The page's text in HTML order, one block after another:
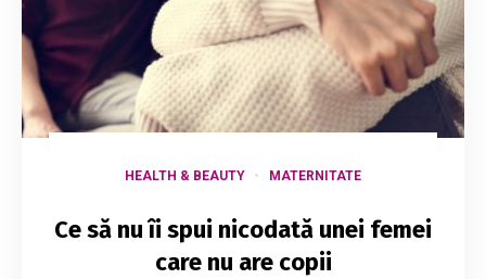
HEALTH & BEAUTY MATERNITATE
Ce să nu îi spui nicodată unei femei
care nu are copii